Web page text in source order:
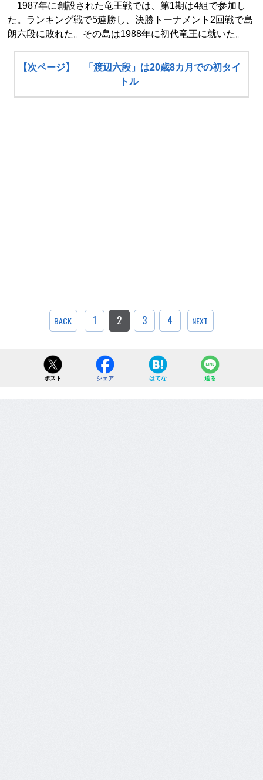
1987年に創設された竜王戦では、第1期は4組で参加し
た。ランキング戦で5連勝し、決勝トーナメント2回戦で島
朗六段に敗れた。その島は1988年に初代竜王に就いた。
【次ページ】 「渡辺六段」は20歳8カ月での初タイ
トル
BACK 1 2 3 4 NEXT
ポスト シェア はてな 送る